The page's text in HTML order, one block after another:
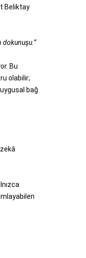
Beliktay
dokunuşu.”
Bu
olabilir;
bağ